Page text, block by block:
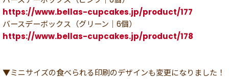
https://www.bellas-cupcakes.jp/product/177
バースデーボックス（グリーン｜6個）
https://www.bellas-cupcakes.jp/product/178
▼ミニサイズの食べられる印刷のデザインも変更になりました！